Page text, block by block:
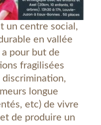
un centre social,
en vallée
a pour but de
fragilisées
longue
etc) de vivre
de produire un